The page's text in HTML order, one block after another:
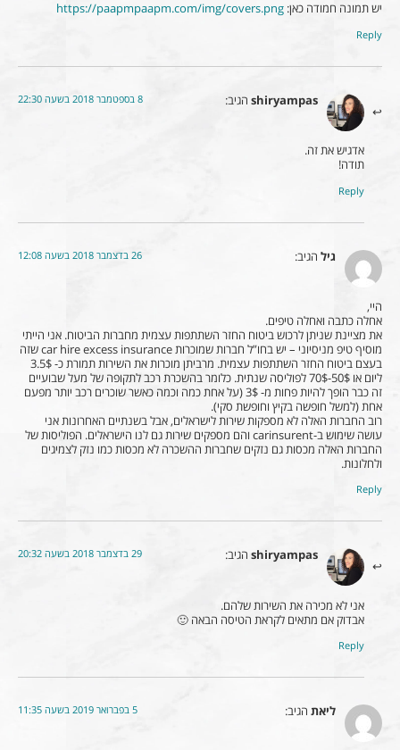
יש תמונה חמודה כאן: https://paapmpaapm.com/img/covers.png
Reply
shiryampas הגיב: 8 בספטמבר 2018 בשעה 22:30
אדגיש את זה.
תודה!
Reply
גיל הגיב: 26 בדצמבר 2018 בשעה 12:08
היי,
אחלה כתבה ואחלה טיפים.
את מציינת שניתן לרכוש ביטוח החזר השתתפות עצמית מחברות הביטוח. אני הייתי
מוסיף טיפ מניסיוני – יש בחו”ל חברות שמוכרות car hire excess insurance שזה
בעצם ביטוח החזר השתתפות עצמית. מרביתן מוכרות את השירות תמורת כ- 3.5$
ליום או 50$-70$ לפוליסה שנתית. כלומר בהשכרת רכב לתקופה של מעל שבועיים
זה כבר הופך להיות פחות מ- 3$ (על אחת כמה וכמה כאשר שוכרים רכב יותר מפעם
אחת (למשל חופשה בקיץ וחופשת סקי).
רוב החברות האלה לא מספקות שירות לישראלים, אבל בשנתיים האחרונות אני
עושה שימוש ב-carinsurent והם מספקים שירות גם לנו הישראלים. הפוליסות של
החברות האלה מכסות גם נזקים שחברות ההשכרה לא מכסות כמו נזק לצמיגים
ולחלונות.
Reply
shiryampas הגיב: 29 בדצמבר 2018 בשעה 20:32
אני לא מכירה את השירות שלהם.
אבדוק אם מתאים לקראת הטיסה הבאה 🙂
Reply
ליאת הגיב: 5 בפברואר 2019 בשעה 11:35